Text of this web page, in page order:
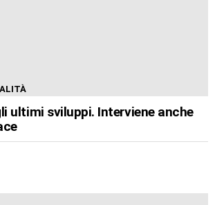
ultimi sviluppi. Interviene anche